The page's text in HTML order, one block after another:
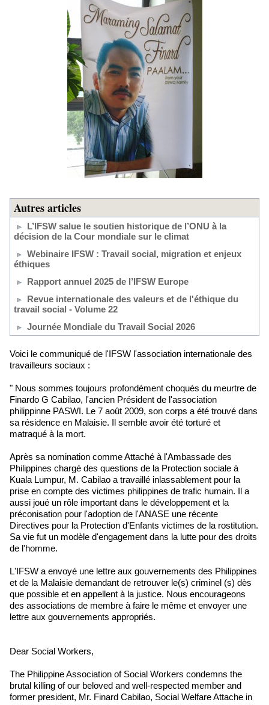
Autres articles
L’IFSW salue le soutien historique de l’ONU à la
décision de la Cour mondiale sur le climat
Webinaire IFSW : Travail social, migration et enjeux
éthiques
Rapport annuel 2025 de l’IFSW Europe
Revue internationale des valeurs et de l'éthique du
travail social - Volume 22
Journée Mondiale du Travail Social 2026
Voici le communiqué de l'IFSW l'association internationale des
travailleurs sociaux :
" Nous sommes toujours profondément choqués du meurtre de
Finardo G Cabilao, l'ancien Président de l'association
philippinne PASWI. Le 7 août 2009, son corps a été trouvé dans
sa résidence en Malaisie. Il semble avoir été torturé et
matraqué à la mort.
Après sa nomination comme Attaché à l'Ambassade des
Philippines chargé des questions de la Protection sociale à
Kuala Lumpur, M. Cabilao a travaillé inlassablement pour la
prise en compte des victimes philippines de trafic humain. Il a
aussi joué un rôle important dans le développement et la
préconisation pour l'adoption de l'ANASE une récente
Directives pour la Protection d'Enfants victimes de la rostitution.
Sa vie fut un modèle d'engagement dans la lutte pour des droits
de l'homme.
L'IFSW a envoyé une lettre aux gouvernements des Philippines
et de la Malaisie demandant de retrouver le(s) criminel (s) dès
que possible et en appellent à la justice. Nous encourageons
des associations de membre à faire le même et envoyer une
lettre aux gouvernements appropriés.
Dear Social Workers,
The Philippine Association of Social Workers condemns the
brutal killing of our beloved and well-respected member and
former president, Mr. Finard Cabilao, Social Welfare Attache in